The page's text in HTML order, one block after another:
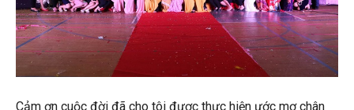
Cảm ơn cuộc đời đã cho tôi được thực hiện ước mơ chân